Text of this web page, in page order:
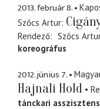
2013. február 8.
Szőcs Artur
Rendező
Szőcs
koreográfus
2012. június 7.
Hajnali Hold
tánckari asszisztens